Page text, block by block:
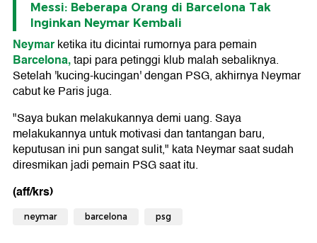
Messi: Beberapa Orang di Barcelona Tak
Inginkan Neymar Kembali
Neymarketika itu dicintai rumornya para pemain
Barcelona,tapi para petinggi klub malah sebaliknya.
Setelah 'kucing-kucingan' dengan PSG, akhirnya Neymar
cabut ke Paris juga.
"Saya bukan melakukannya demi uang. Saya
melakukannya untuk motivasi dan tantangan baru,
keputusan ini pun sangat sulit," kata Neymar saat sudah
diresmikan jadi pemain PSG saat itu.
(aff/krs)
neymar barcelona psg